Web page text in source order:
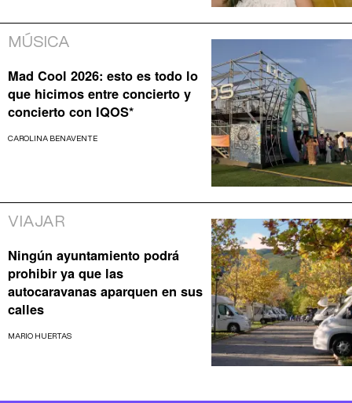
MÚSICA
Mad Cool 2026: esto es todo lo
que hicimos entre concierto y
concierto con IQOS*
CAROLINA BENAVENTE
VIAJAR
Ningún ayuntamiento podrá
prohibir ya que las
autocaravanas aparquen en sus
calles
MARIO HUERTAS